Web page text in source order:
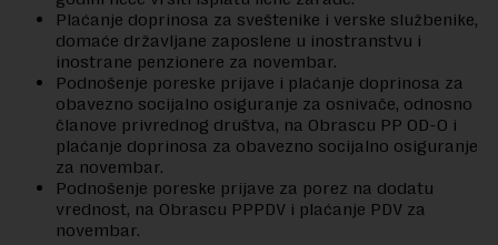
Plaćanje doprinosa za sveštenike i verske službenike,
domaće državljane zaposlene u inostranstvu i
inostrane penzionere za novembar.
Podnošenje poreske prijave i plaćanje doprinosa za
obavezno socijalno osiguranje za osnivače, odnosno
članove privrednog društva, na Obrascu PP OD-O i
plaćanje doprinosa za obavezno socijalno osiguranje
za novembar.
Podnošenje poreske prijave za porez na dodatu
vrednost, na Obrascu PPPDV i plaćanje PDV za
novembar.